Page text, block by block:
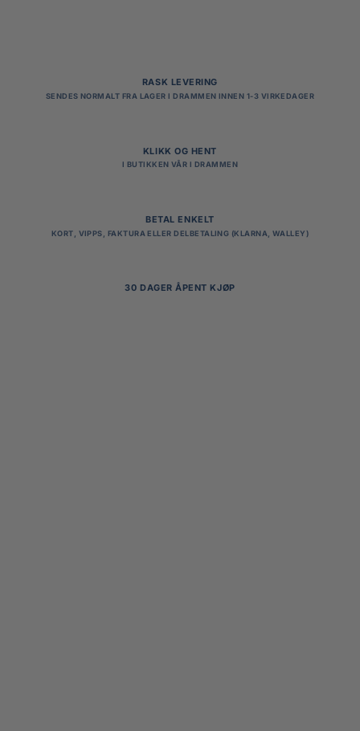
RASK LEVERING
SENDES NORMALT FRA LAGER I DRAMMEN INNEN 1-3 VIRKEDAGER
KLIKK OG HENT
I BUTIKKEN VÅR I DRAMMEN
BETAL ENKELT
KORT, VIPPS, FAKTURA ELLER DELBETALING (KLARNA, WALLEY)
30 DAGER ÅPENT KJØP